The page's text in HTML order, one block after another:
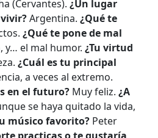
(Cervantes). ¿Un lugar
Argentina. ¿Qué te
¿Qué te pone de mal
y… el mal humor. ¿Tu virtud
¿Cuál es tu principal
a veces al extremo.
en el futuro? Muy feliz. ¿A
se haya quitado la vida,
músico favorito? Peter